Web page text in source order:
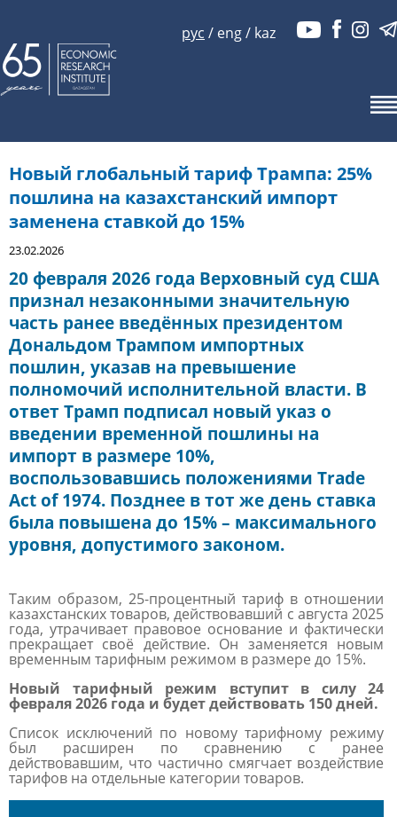
рус / eng/ kaz
Новый глобальный тариф Трампа: 25%
пошлина на казахстанский импорт
заменена ставкой до 15%
23.02.2026
20 февраля 2026 года Верховный суд США
признал незаконными значительную
часть ранее введённых президентом
Дональдом Трампом импортных
пошлин, указав на превышение
полномочий исполнительной власти. В
ответ Трамп подписал новый указ о
введении временной пошлины на
импорт в размере 10%,
воспользовавшись положениями Trade
Act of 1974. Позднее в тот же день ставка
была повышена до 15% – максимального
уровня, допустимого законом.
Таким образом, 25-процентный тариф в отношении
казахстанских товаров, действовавший с августа 2025
года, утрачивает правовое основание и фактически
прекращает своё действие. Он заменяется новым
временным тарифным режимом в размере до 15%.
Новый тарифный режим вступит в силу 24
февраля 2026 года и будет действовать 150 дней.
Список исключений по новому тарифному режиму
был расширен по сравнению с ранее
действовавшим, что частично смягчает воздействие
тарифов на отдельные категории товаров.